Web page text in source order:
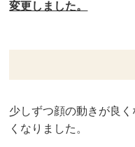
変更しました。
少しずつ顔の動きが良
くなりました。